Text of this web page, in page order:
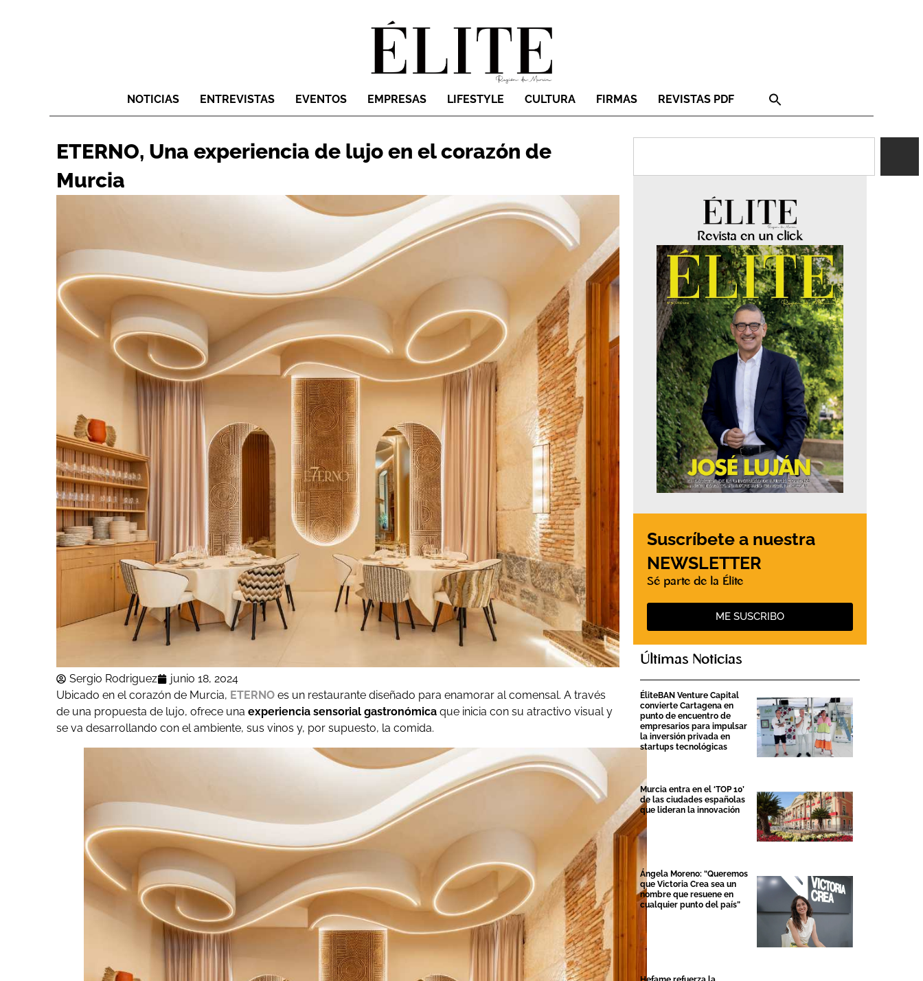
NOTICIAS ENTREVISTAS EVENTOS EMPRESAS LIFESTYLE CULTURA FIRMAS REVISTAS PDF
ETERNO, Una experiencia de lujo en el corazón de
Murcia
Sergio Rodriguez
junio 18, 2024
Ubicado en el corazón de Murcia, ETERNO es un restaurante diseñado para enamorar al comensal. A través
de una propuesta de lujo, ofrece una experiencia sensorial gastronómica que inicia con su atractivo visual y
se va desarrollando con el ambiente, sus vinos y, por supuesto, la comida.
Revista en un click
Suscríbete a nuestra
NEWSLETTER
Sé parte de la Élite
ME SUSCRIBO
Últimas Noticias
ÉliteBAN Venture Capital
convierte Cartagena en
punto de encuentro de
empresarios para impulsar
la inversión privada en
startups tecnológicas
Murcia entra en el ‘TOP 10’
de las ciudades españolas
que lideran la innovación
Ángela Moreno: “Queremos
que Victoria Crea sea un
nombre que resuene en
cualquier punto del país”